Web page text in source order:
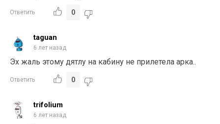
Ответить 0
taguan
6 лет назад
Эх жаль этому дятлу на кабину не прилетела арка..
Ответить 0
trifolium
6 лет назад